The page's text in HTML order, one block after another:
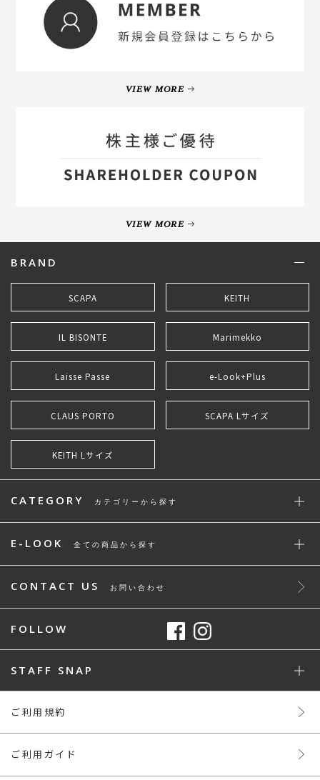
VIEW MORE
VIEW MORE
BRAND
SCAPA KEITH
IL BISONTE Marimekko
Laisse Passe e-Look+Plus
CLAUS PORTO SCAPA Lサイズ
KEITH Lサイズ
CATEGORY カテゴリーから探す
E-LOOK 全ての商品から探す
CONTACT US お問い合わせ
FOLLOW
STAFF SNAP
ご利用規約
ご利用ガイド